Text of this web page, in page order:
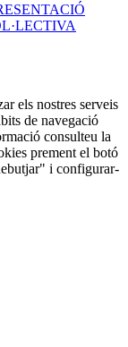
els nostres serveis
de navegació
consulteu la
prement el botó
i configurar-